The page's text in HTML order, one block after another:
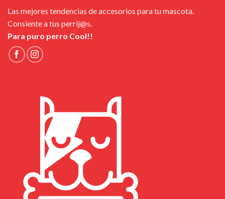
Las mejores tendencias de accesorios para tu mascota.
Consiente a tus perrij@s.
Para puro perro Cool!!